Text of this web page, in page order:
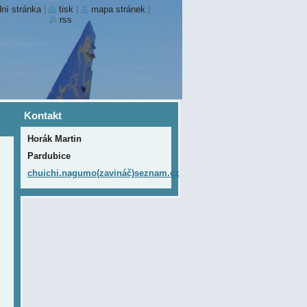
Kontakt
Horák Martin
Pardubice
chuichi.nagumo(zavináč)seznam.cz
stránka tisk mapa stránek
rss